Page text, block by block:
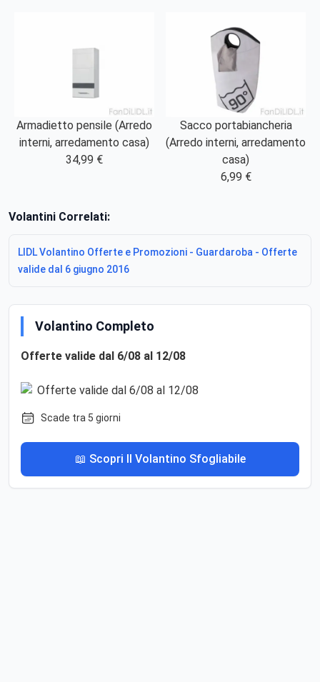
Armadietto pensile (Arredo
interni, arredamento casa)
34,99 €
Sacco portabiancheria
(Arredo interni, arredamento
casa)
6,99 €
Volantini Correlati:
LIDL Volantino Offerte e Promozioni - Guardaroba - Offerte
valide dal 6 giugno 2016
Volantino Completo
Offerte valide dal 6/08 al 12/08
Scade tra 5 giorni
📖 Scopri Il Volantino Sfogliabile